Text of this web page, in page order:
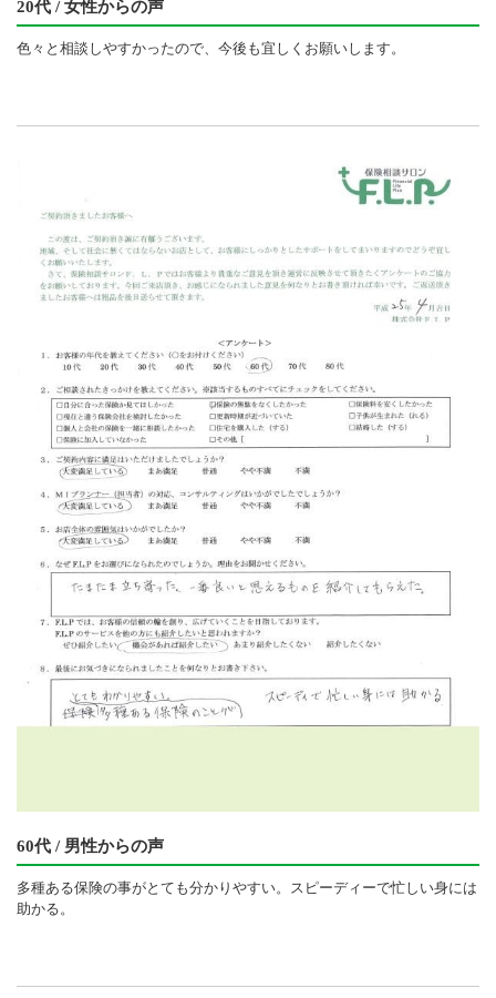
20代 / 女性からの声
色々と相談しやすかったので、今後も宜しくお願いします。
60代 / 男性からの声
多種ある保険の事がとても分かりやすい。スピーディーで忙しい身には
助かる。